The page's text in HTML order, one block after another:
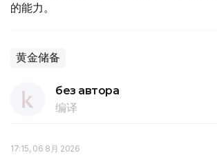
的能力。
黄金储备
без автора
编译
17:15, 06 8月 2026